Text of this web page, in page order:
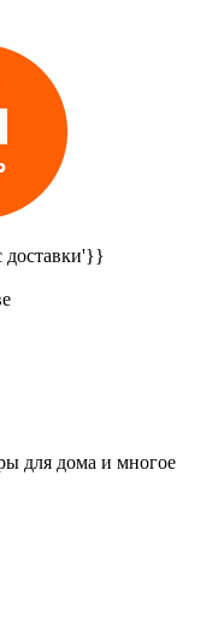
доставки'}}
для дома и многое